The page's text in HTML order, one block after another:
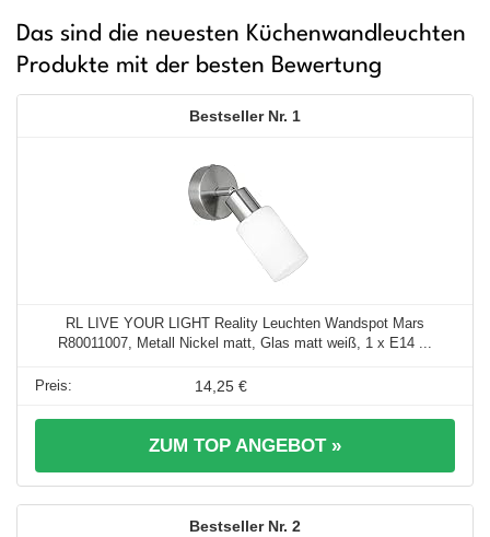
Das sind die neuesten Küchenwandleuchten
Produkte mit der besten Bewertung
1
RL LIVE YOUR LIGHT Reality Leuchten Wandspot Mars
R80011007, Metall Nickel matt, Glas matt weiß, 1 x E14 ...
14,25 €
ZUM TOP ANGEBOT »
2